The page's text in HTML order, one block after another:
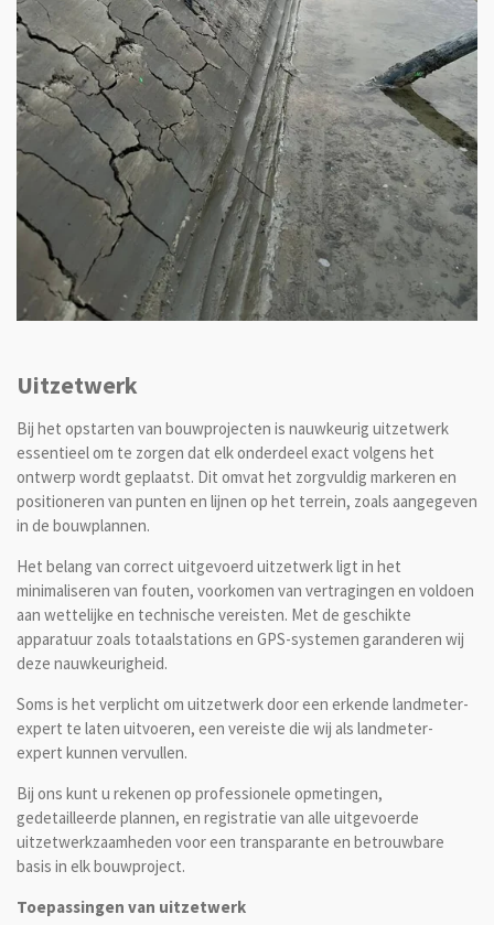
Uitzetwerk
Bij het opstarten van bouwprojecten is nauwkeurig uitzetwerk
essentieel om te zorgen dat elk onderdeel exact volgens het
ontwerp wordt geplaatst. Dit omvat het zorgvuldig markeren en
positioneren van punten en lijnen op het terrein, zoals aangegeven
in de bouwplannen.
Het belang van correct uitgevoerd uitzetwerk ligt in het
minimaliseren van fouten, voorkomen van vertragingen en voldoen
aan wettelijke en technische vereisten. Met de geschikte
apparatuur zoals totaalstations en GPS-systemen garanderen wij
deze nauwkeurigheid.
Soms is het verplicht om uitzetwerk door een erkende landmeter-
expert te laten uitvoeren, een vereiste die wij als landmeter-
expert kunnen vervullen.
Bij ons kunt u rekenen op professionele opmetingen,
gedetailleerde plannen, en registratie van alle uitgevoerde
uitzetwerkzaamheden voor een transparante en betrouwbare
basis in elk bouwproject.
Toepassingen van uitzetwerk